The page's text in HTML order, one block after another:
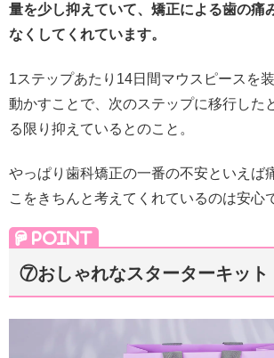
量を少し抑えていて、矯正による歯の痛
なくしてくれています。
1ステップあたり14日間マウスピースを
動かすことで、次のステップに移行した
る限り抑えているとのこと。
やっぱり歯科矯正の一番の不安といえば
こをきちんと考えてくれているのは安心
⑦おしゃれなスターターキット